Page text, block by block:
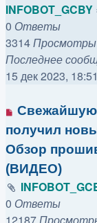
INFOBOT_GCBY
0 Ответы
3314Просмотры
Последнее
15 дек 2023, 18:51
Свежайшую
получил
Обзор
(ВИДЕО)
0 Ответы
12187